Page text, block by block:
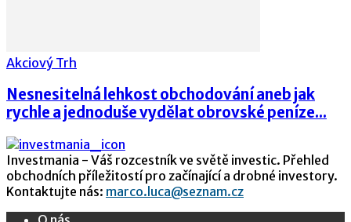
Akciový Trh
Nesnesitelná lehkost obchodování aneb jak
rychle a jednoduše vydělat obrovské peníze...
Investmania - Váš rozcestník ve světě investic. Přehled
obchodních příležitostí pro začínající a drobné investory.
Kontaktujte nás: marco.luca@seznam.cz